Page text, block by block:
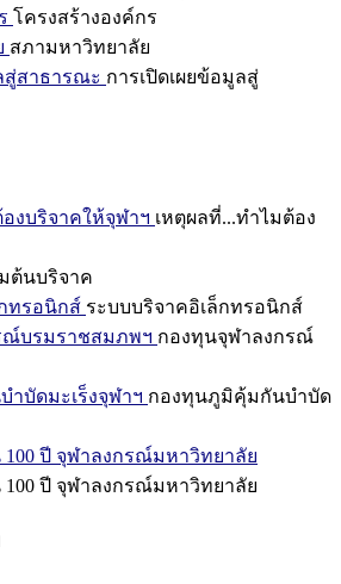
โครงสร้างองค์กร
สภามหาวิทยาลัย
สู่สาธารณะ การเปิดเผยข้อมูลสู่
งบริจาคให้จุฬาฯ เหตุผลที่...ทำไมต้อง
มต้นบริจาค
ทรอนิกส์ ระบบบริจาคอิเล็กทรอนิกส์
ณ์บรมราชสมภพฯ กองทุนจุฬาลงกรณ์
บัดมะเร็งจุฬาฯ กองทุนภูมิคุ้มกันบำบัด
ปี จุฬาลงกรณ์มหาวิทยาลัย
ปี จุฬาลงกรณ์มหาวิทยาลัย